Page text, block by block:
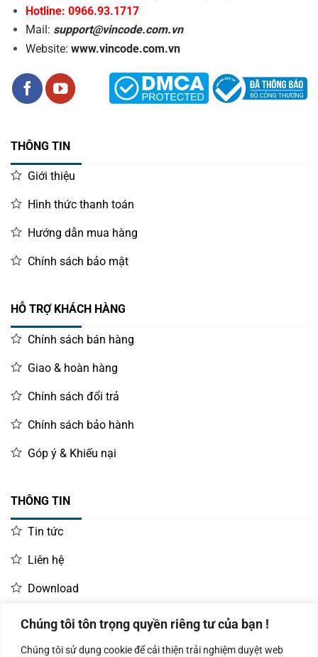
Chúng tôi tôn trọng quyền riêng tư của bạn !
Chúng tôi sử dụng cookie để cải thiện trải nghiệm duyệt web
Hotline: 0966.93.1717
Mail: support@vincode.com.vn
Website: www.vincode.com.vn
THÔNG TIN
Giới thiệu
Hình thức thanh toán
Hướng dẫn mua hàng
Chính sách bảo mật
HỖ TRỢ KHÁCH HÀNG
Chính sách bán hàng
Giao & hoàn hàng
Chính sách đổi trả
Chính sách bảo hành
Góp ý & Khiếu nại
THÔNG TIN
Tin tức
Liên hệ
Download
LIÊN HỆ MUA HÀNG